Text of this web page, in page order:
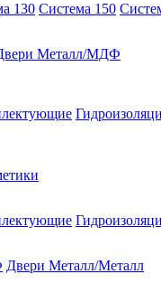
130 Система 150
Металл/МДФ
Двери Металл/Металл